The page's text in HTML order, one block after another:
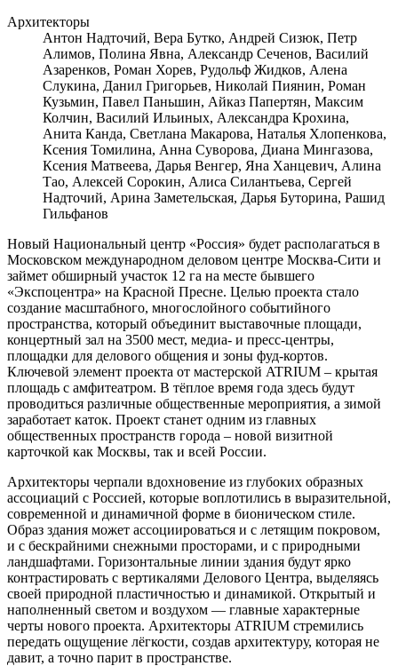
Архитекторы
Антон Надточий, Вера Бутко, Андрей Сизюк, Петр
Алимов, Полина Явна, Александр Сеченов, Василий
Азаренков, Роман Хорев, Рудольф Жидков, Алена
Слукина, Данил Григорьев, Николай Пиянин, Роман
Кузьмин, Павел Паньшин, Айказ Папертян, Максим
Колчин, Василий Ильиных, Александра Крохина,
Анита Канда, Светлана Макарова, Наталья Хлопенкова,
Ксения Томилина, Анна Суворова, Диана Мингазова,
Ксения Матвеева, Дарья Венгер, Яна Ханцевич, Алина
Тао, Алексей Сорокин, Алиса Силантьева, Сергей
Надточий, Арина Заметельская, Дарья Буторина, Рашид
Гильфанов
Новый Национальный центр «Россия» будет располагаться в
Московском международном деловом центре Москва-Сити и
займет обширный участок 12 га на месте бывшего
«Экспоцентра» на Красной Пресне. Целью проекта стало
создание масштабного, многослойного событийного
пространства, который объединит выставочные площади,
концертный зал на 3500 мест, медиа- и пресс-центры,
площадки для делового общения и зоны фуд-кортов.
Ключевой элемент проекта от мастерской ATRIUM – крытая
площадь с амфитеатром. В тёплое время года здесь будут
проводиться различные общественные мероприятия, а зимой
заработает каток. Проект станет одним из главных
общественных пространств города – новой визитной
карточкой как Москвы, так и всей России.
Архитекторы черпали вдохновение из глубоких образных
ассоциаций с Россией, которые воплотились в выразительной,
современной и динамичной форме в бионическом стиле.
Образ здания может ассоциироваться и с летящим покровом,
и с бескрайними снежными просторами, и с природными
ландшафтами. Горизонтальные линии здания будут ярко
контрастировать с вертикалями Делового Центра, выделяясь
своей природной пластичностью и динамикой. Открытый и
наполненный светом и воздухом — главные характерные
черты нового проекта. Архитекторы ATRIUM стремились
передать ощущение лёгкости, создав архитектуру, которая не
давит, а точно парит в пространстве.